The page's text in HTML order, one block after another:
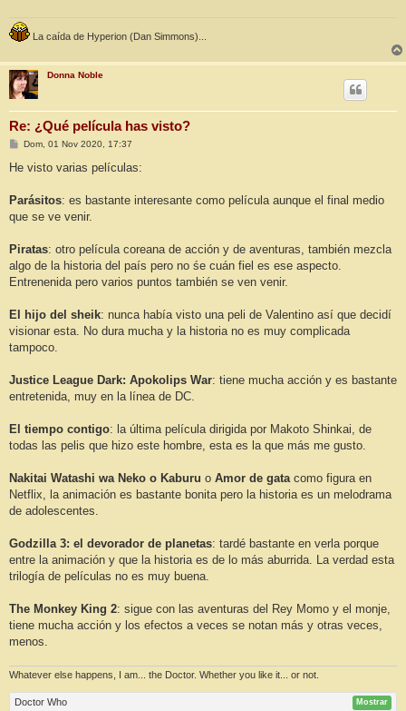
La caída de Hyperion (Dan Simmons)...
Donna Noble
Re: ¿Qué película has visto?
M
n
j
Dom, 01 Nov 2020, 17:37
He visto varias películas:
Parásitos: es bastante interesante como película aunque el final medio
que se ve venir.
Piratas: otro película coreana de acción y de aventuras, también mezcla
algo de la historia del país pero no śe cuán fiel es ese aspecto.
Entrenenida pero varios puntos también se ven venir.
El hijo del sheik: nunca había visto una peli de Valentino así que decidí
visionar esta. No dura mucha y la historia no es muy complicada
tampoco.
Justice League Dark: Apokolips War: tiene mucha acción y es bastante
entretenida, muy en la línea de DC.
El tiempo contigo: la última película dirigida por Makoto Shinkai, de
todas las pelis que hizo este hombre, esta es la que más me gusto.
Nakitai Watashi wa Neko o Kaburu o Amor de gata como figura en
Netflix, la animación es bastante bonita pero la historia es un melodrama
de adolescentes.
Godzilla 3: el devorador de planetas: tardé bastante en verla porque
entre la animación y que la historia es de lo más aburrida. La verdad esta
trilogía de películas no es muy buena.
The Monkey King 2: sigue con las aventuras del Rey Momo y el monje,
tiene mucha acción y los efectos a veces se notan más y otras veces,
menos.
Whatever else happens, I am... the Doctor. Whether you like it... or not.
Doctor Who Mostrar